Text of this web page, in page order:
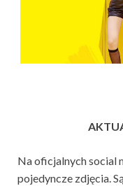
Na oficjalnych social
pojedyncze zdjęcia.